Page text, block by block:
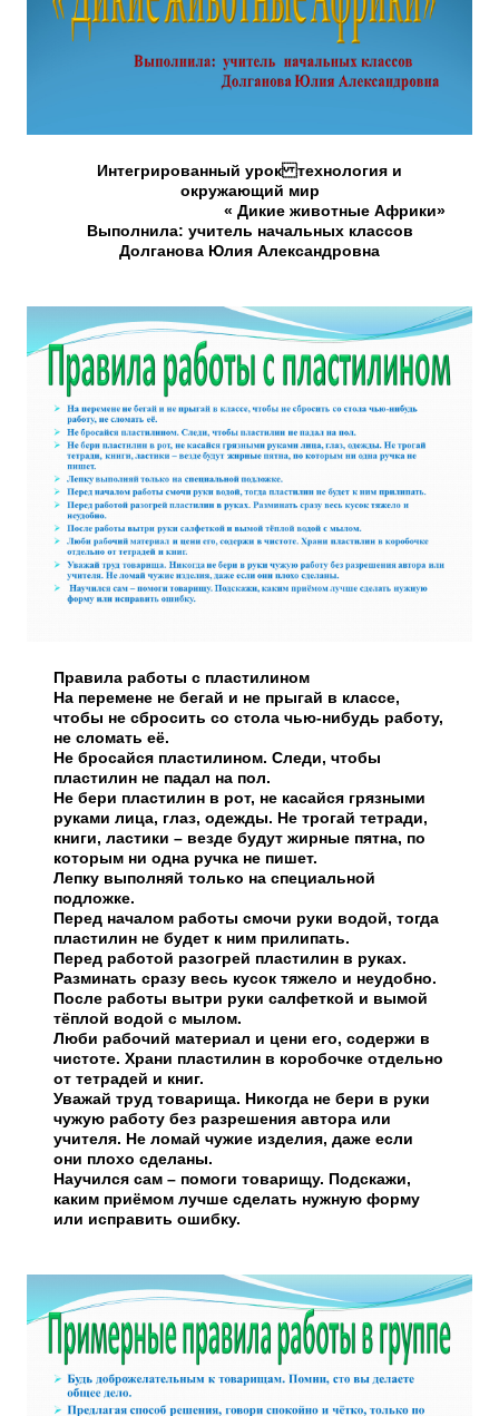
Интегрированный урок технология и
окружающий мир
« Дикие животные Африки»
Выполнила: учитель начальных классов
Долганова Юлия Александровна
Правила работы с пластилином
На перемене не бегай и не прыгай в классе,
чтобы не сбросить со стола чью-нибудь работу,
не сломать её.
Не бросайся пластилином. Следи, чтобы
пластилин не падал на пол.
Не бери пластилин в рот, не касайся грязными
руками лица, глаз, одежды. Не трогай тетради,
книги, ластики – везде будут жирные пятна, по
которым ни одна ручка не пишет.
Лепку выполняй только на специальной
подложке.
Перед началом работы смочи руки водой, тогда
пластилин не будет к ним прилипать.
Перед работой разогрей пластилин в руках.
Разминать сразу весь кусок тяжело и неудобно.
После работы вытри руки салфеткой и вымой
тёплой водой с мылом.
Люби рабочий материал и цени его, содержи в
чистоте. Храни пластилин в коробочке отдельно
от тетрадей и книг.
Уважай труд товарища. Никогда не бери в руки
чужую работу без разрешения автора или
учителя. Не ломай чужие изделия, даже если
они плохо сделаны.
Научился сам – помоги товарищу. Подскажи,
каким приёмом лучше сделать нужную форму
или исправить ошибку.